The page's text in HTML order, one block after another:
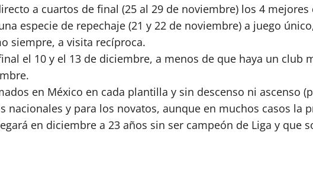
a cuartos de final (25 al 29 de noviembre) los 4
especie de repechaje (21 y 22 de noviembre) a juego
siempre, a visita recíproca.
el 10 y el 13 de diciembre, a menos de que haya un club
en México en cada plantilla y sin descenso ni ascenso
y para los novatos, aunque en muchos casos la
en diciembre a 23 años sin ser campeón de Liga y que